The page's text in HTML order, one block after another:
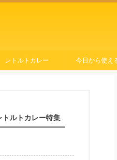
レトルトカレー 今日から使え
ルトカレー特集